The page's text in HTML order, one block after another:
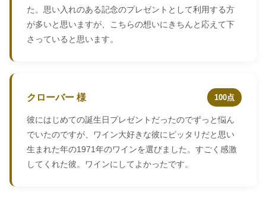
た。思い入れのある記念のプレゼントとして利用する方
が多いと思いますが、こちらの想いにきちんと応えて下
さっていると思います。
クローバー 様 100点
彼にはじめての誕生日プレゼントだったのでずっと悩ん
でいたのですが、ワイン大好きな彼にピッタリだと思い
生まれた年の1971年のワインを選びました。すごく感激
してくれた彼。ワインにしてよかったです。